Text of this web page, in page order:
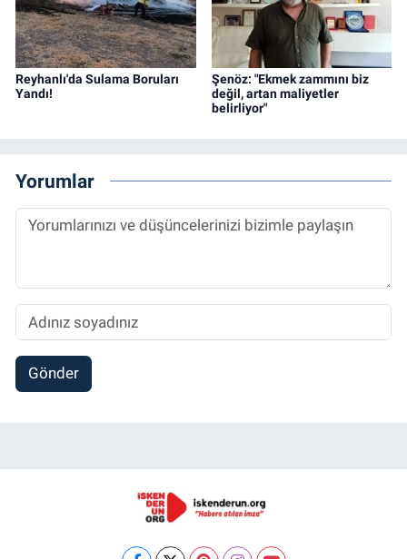
Reyhanlı'da Sulama Boruları
Yandı!
Şenöz: "Ekmek zammını biz
değil, artan maliyetler
belirliyor"
Yorumlar
Gönder